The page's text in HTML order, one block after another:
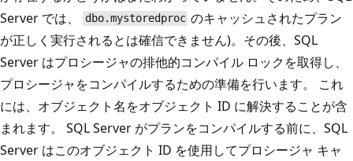
Server では、
dbo.mystoredproc のキャッシュされたプラン
が正しく実行されるとは確信できません)。その後、SQL
Server はプロシージャの排他的コンパイル ロックを取得し、
プロシージャをコンパイルするための準備を行います。 これ
には、オブジェクト名をオブジェクト ID に解決することが含
まれます。 SQL Server がプランをコンパイルする前に、SQL
Server はこのオブジェクト ID を使用してプロシージャ キャ